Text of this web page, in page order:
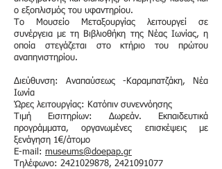
ο εξοπλισμός του υφαντηρίου.
Το Μουσείο Μεταξουργίας λειτουργεί σε
συνέργεια με τη Βιβλιοθήκη της Νέας Ιωνίας, η
οποία στεγάζεται στο κτήριο του πρώτου
αναπηνιστηρίου.
Διεύθυνση: Αναπαύσεως -Καραμπατζάκη, Νέα
Ιωνία
Ώρες λειτουργίας: Κατόπιν συνεννόησης
Τιμή Εισιτηρίων: Δωρεάν. Εκπαιδευτικά
προγράμματα, οργανωμένες επισκέψεις με
ξενάγηση 1€/άτομο
Ε-mail: museums@doepap.gr
Τηλέφωνο: 2421029878, 2421091077